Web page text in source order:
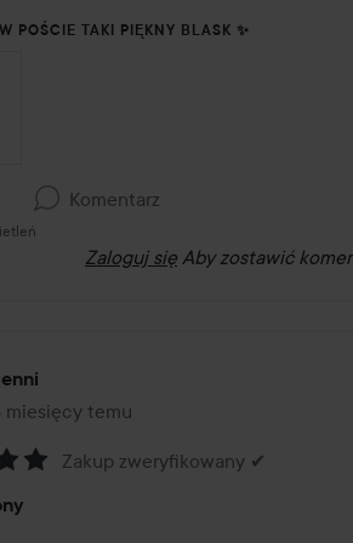
POŚCIE TAKI PIĘKNY BLASK ✨
Komentarz
Zaloguj się Aby zostawić
miesięcy temu
został utworzony 6 miesięcy temu
Zakup zweryfikowany ✔